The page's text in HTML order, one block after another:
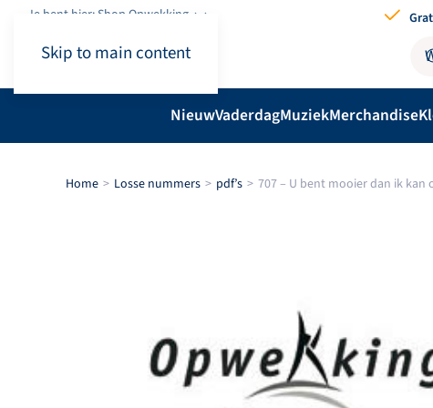
Skip to main content
Je bent hier: Shop.Opwekking
NieuwVaderdagMuziekMerchandise
Home Losse nummers pdf’s 707 – U bent mooier dan ik kan